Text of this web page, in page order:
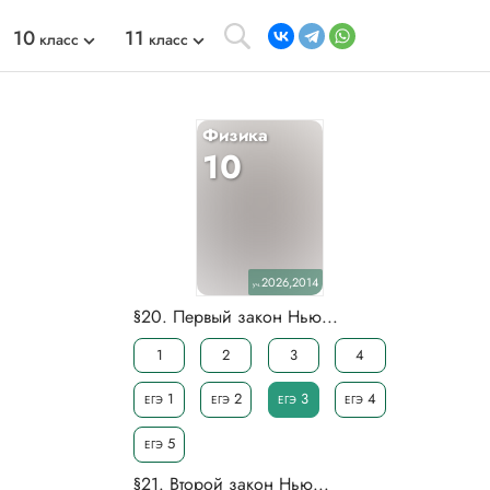
10 класс 11 класс
Физика
10
уч.2026,2014
§20. Первый закон Нью...
1 2 3 4
ЕГЭ 1 ЕГЭ2 ЕГЭ 3 ЕГЭ4
ЕГЭ5
§21. Второй закон Нью...